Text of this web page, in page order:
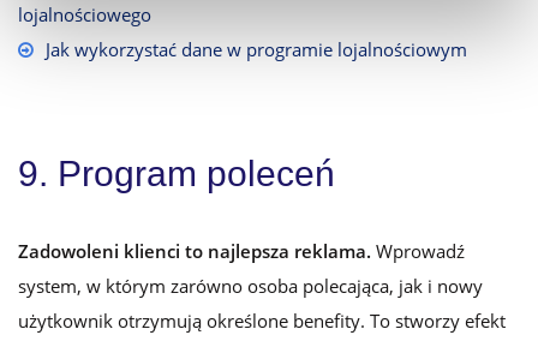
lojalnościowego
Jak wykorzystać dane w programie lojalnościowym
9. Program poleceń
Zadowoleni klienci to najlepsza reklama. Wprowadź
system, w którym zarówno osoba polecająca, jak i nowy
użytkownik otrzymują określone benefity. To stworzy efekt